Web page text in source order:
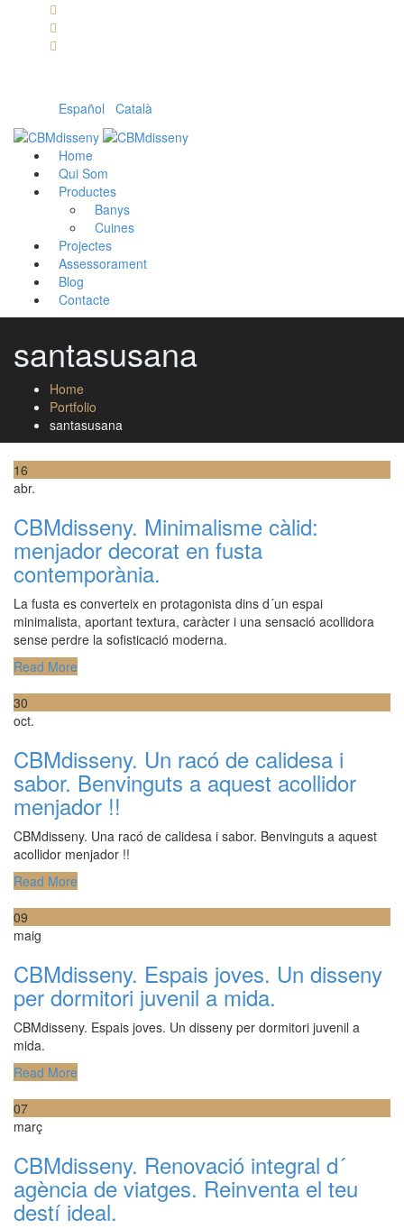
Español Català
Home
Qui Som
Productes
Banys
Cuines
Projectes
Assessorament
Blog
Contacte
santasusana
Home
Portfolio
santasusana
16
abr.
CBMdisseny. Minimalisme càlid:
menjador decorat en fusta
contemporània.
La fusta es converteix en protagonista dins d´un espai
minimalista, aportant textura, caràcter i una sensació acollidora
sense perdre la sofisticació moderna.
Read More
30
oct.
CBMdisseny. Un racó de calidesa i
sabor. Benvinguts a aquest acollidor
menjador !!
CBMdisseny. Una racó de calidesa i sabor. Benvinguts a aquest
acollidor menjador !!
Read More
09
maig
CBMdisseny. Espais joves. Un disseny
per dormitori juvenil a mida.
CBMdisseny. Espais joves. Un disseny per dormitori juvenil a
mida.
Read More
07
març
CBMdisseny. Renovació integral d´
agència de viatges. Reinventa el teu
destí ideal.